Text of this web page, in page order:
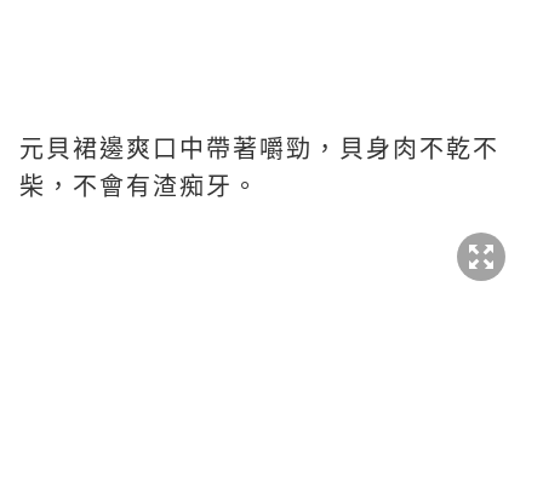
元貝裙邊爽口中帶著嚼勁，貝身肉不乾不
柴，不會有渣痴牙。